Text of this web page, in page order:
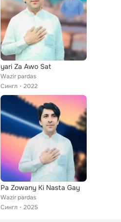
yari Za Awo Sat
Wazir pardas
Сингл
2022
Pa Zowany Ki Nasta Gay
Wazir pardas
Сингл
2025